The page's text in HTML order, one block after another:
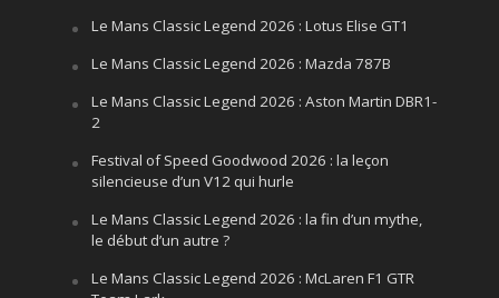
Le Mans Classic Legend 2026 : Lotus Elise GT1
Le Mans Classic Legend 2026 : Mazda 787B
Le Mans Classic Legend 2026 : Aston Martin DBR1-
2
Festival of Speed Goodwood 2026 : la leçon
silencieuse d’un V12 qui hurle
Le Mans Classic Legend 2026 : la fin d’un mythe,
le début d’un autre ?
Le Mans Classic Legend 2026 : McLaren F1 GTR